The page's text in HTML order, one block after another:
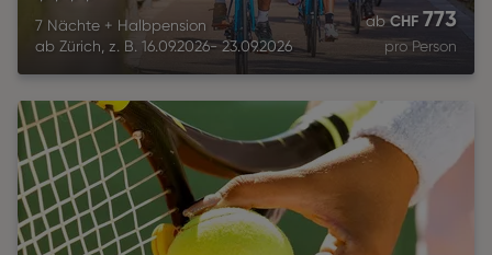
7 Nächte + Halbpension
ab Zürich, z. B. 16.09.2026- 23.09.2026
ab CHF 773
pro Person